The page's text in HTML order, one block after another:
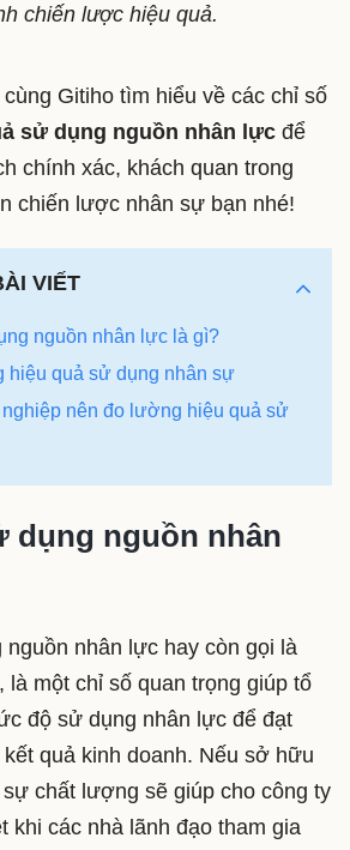
chiến lược hiệu quả.
Gitiho tìm hiểu về các chỉ số
sử dụng nguồn nhân lực để
chính xác, khách quan trong
chiến lược nhân sự bạn nhé!
VIẾT
nguồn nhân lực là gì?
hiệu quả sử dụng nhân sự
nên đo lường hiệu quả sử
dụng nguồn nhân
nguồn nhân lực hay còn gọi là
là một chỉ số quan trọng giúp tổ
độ sử dụng nhân lực để đạt
quả kinh doanh. Nếu sở hữu
chất lượng sẽ giúp cho công ty
khi các nhà lãnh đạo tham gia